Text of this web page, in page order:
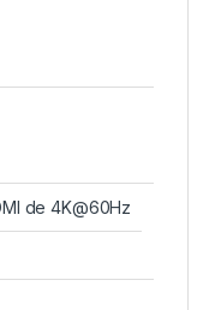
de 4K@60Hz